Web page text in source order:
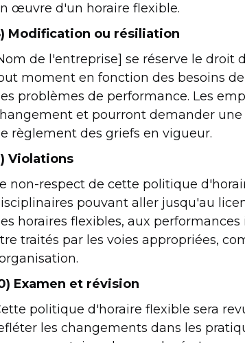
œuvre d'un horaire flexible.
Modification ou résiliation
de l'entreprise] se réserve le droit
moment en fonction des besoins
problèmes de performance. Les
et pourront demander
règlement des griefs en vigueur.
Violations
non-respect de cette politique
pouvant aller jusqu'au
horaires flexibles, aux
traités par les voies appropriées,
Examen et révision
politique d'horaire flexible sera
les changements dans les